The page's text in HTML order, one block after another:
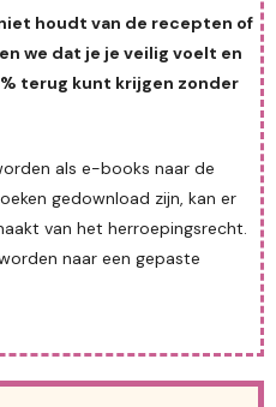
houdt van de recepten of
we dat je je veilig voelt en
terug kunt krijgen zonder
als e-books naar de
gedownload zijn, kan er
van het herroepingsrecht.
naar een gepaste